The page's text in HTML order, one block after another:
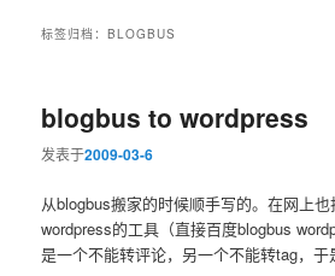
标签归档：BLOGBUS
blogbus to wordpress
发表于2009-03-6
从blogbus搬家的时候顺手写的。在网上
wordpress的工具（直接百度blogbus
是一个不能转评论，另一个不能转tag，于